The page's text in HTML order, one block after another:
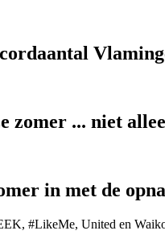
zomer ... niet
in met de
#LikeMe, United en